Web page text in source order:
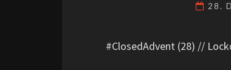
28.
#ClosedAdvent (28) //